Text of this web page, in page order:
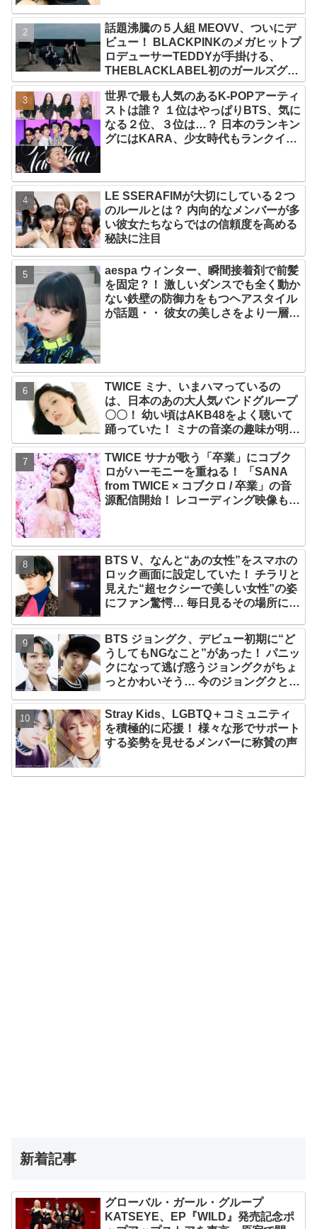
話題沸騰の５人組 MEOVV、ついにデ
ビュー！ BLACKPINKのメガヒットプ
ロデューサーTEDDYが手掛ける、
THEBLACKLABEL初のガールズグル
ープ！ デビューシングル「MEOW」
をリリース
世界で最も人気のあるK-POPアーティ
ストは誰？ １位はやっぱりBTS、気に
なる２位、３位は…？ 日本のランキン
グにはKARA、少女時代もランクイ
LE SSERAFIMが大切にしている２つ
のルールとは？ 内向的なメンバーが多
い彼女たちならではの信頼度を高める
秘訣に注目
aespa ウィンター、瞬間接着剤で前髪
を固定？！ 激しいダンスでも全く動か
ない鉄壁の防御力をもつヘアスタイル
が話題・・ 彼女の美しさをより一層引
TWICE ミナ、いまハマっているの
は、日本のあの大人気バンドグループ
〇〇！ 幼い頃はAKB48をよく聴いて
踊っていた！ ミナの音楽の趣味が明ら
かに
TWICE サナが歌う「卒業」にコブク
ロがハーモニーを重ねる！ 「SANA
from TWICE × コブクロ / 卒業」の音
源配信開始！ レコーディング映像も公
BTS V、なんと“あの女性”をスマホの
ロック画面に設定していた！ チラリと
見えた“超セクシーで美しい女性”の姿
にファン驚愕… 毎日見るその場所にV
だと納得＆感動
BTS ジョングク、デビュー初期に“ど
うしてもNGなこと”があった！ パニッ
クになって逃げ惑うジョングクがちょ
っとかわいそう… 今のジョングクと比
ァンメロメロ
Stray Kids、LGBTQ＋コミュニティ
を積極的に応援！ 様々な形でサポート
する姿勢を見せるメンバーに称賛の声
新着記事
グローバル・ガール・グループ
KATSEYE、EP『WILD』発売記念ポ